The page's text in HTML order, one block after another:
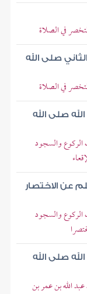
في الصلاة
صلى الله
في الصلاة
صلى الله
الركوع والسجود
عن الاختصار
الركوع والسجود
صلى الله
الله بن عمر بن